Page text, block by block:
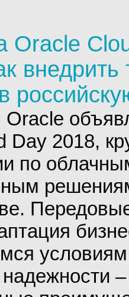
Oracle
внедрить
Oracle
Day 2018,
по
–